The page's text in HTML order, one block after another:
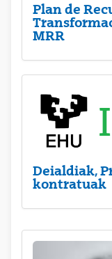
Plan de
MRR
Deialdiak,
kontratuak